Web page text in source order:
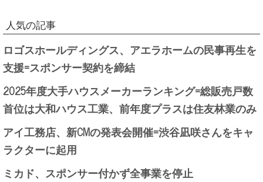
人気の記事
ロゴスホールディングス、アエラホームの民事再生を
支援=スポンサー契約を締結
2025年度大手ハウスメーカーランキング=総販売戸数
首位は大和ハウス工業、前年度プラスは住友林業のみ
アイ工務店、新CMの発表会開催=渋谷凪咲さんをキャ
ラクターに起用
ミカド、スポンサー付かず全事業を停止